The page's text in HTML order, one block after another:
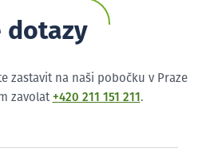
dotazy
zastavit na naši pobočku v Praze
zavolat +420 211 151 211 .